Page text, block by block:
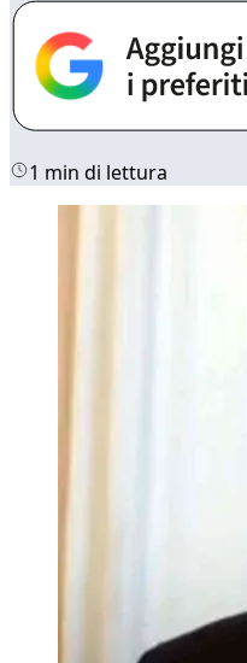
1 min di lettura